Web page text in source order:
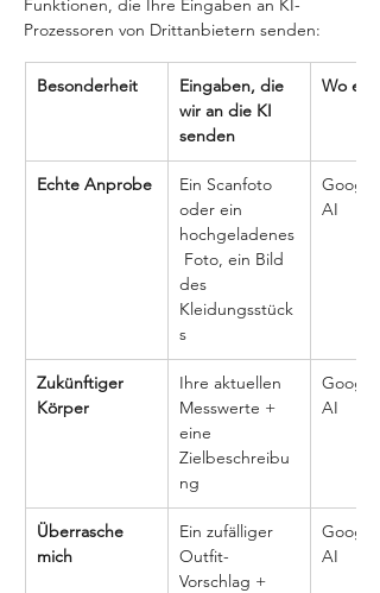
Funktionen, die Ihre Eingaben an KI-
Prozessoren von Drittanbietern senden:
Besonderheit
Eingaben, die
wir an die KI
senden
Wo es
Echte Anprobe
Ein Scanfoto
oder ein
hochgeladenes
Foto, ein Bild
des
Kleidungsstück
s
Google
AI
Zukünftiger
Körper
Ihre aktuellen
Messwerte +
eine
Zielbeschreibu
ng
Google
AI
Überrasche
mich
Ein zufälliger
Outfit-
Vorschlag +
Google
AI